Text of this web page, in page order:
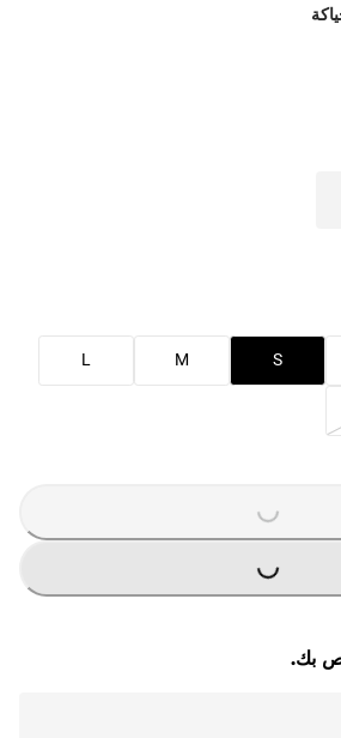
S
M
L
G
...
G
...
بك.